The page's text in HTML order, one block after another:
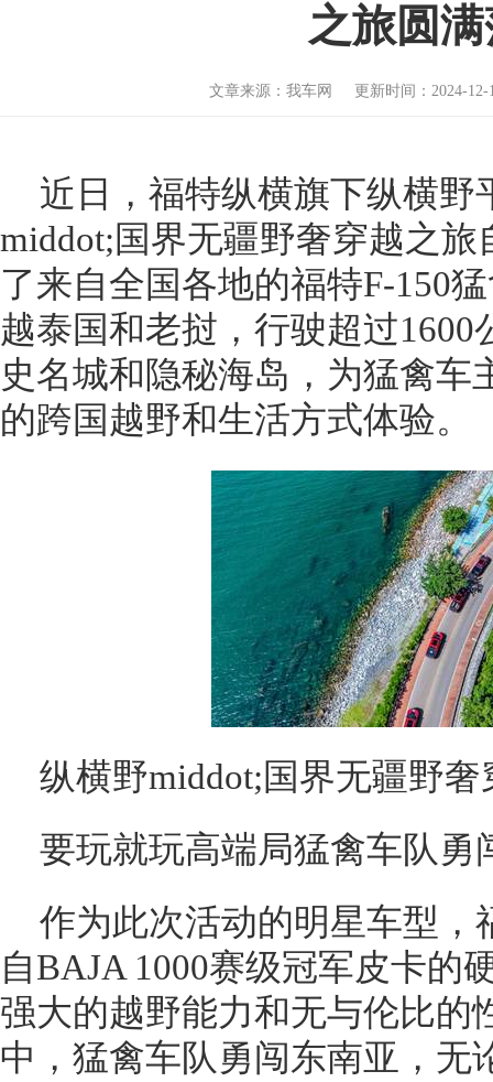
之旅圆
文章来源：我车网 更新时间：2024-
近日，福特纵横旗下纵横野
middot;国界无疆野奢穿越之
了来自全国各地的福特F-150
越泰国和老挝，行驶超过
史名城和隐秘海岛，为猛禽车
的跨国越野和生活方式体验。
纵横野middot;国界无疆野奢
要玩就玩高端局猛禽车队勇
作为此次活动的明星车型，
自BAJA 1000赛级冠军皮卡的
强大的越野能力和无与伦比的
中，猛禽车队勇闯东南亚，无